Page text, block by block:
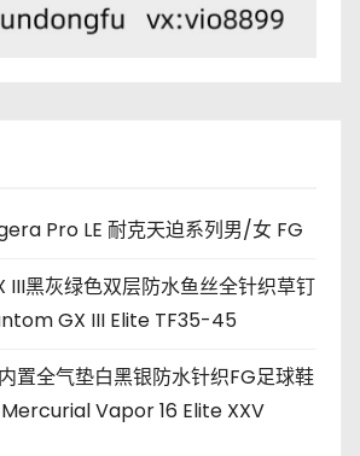
Pro LE 耐克天迫系列男/女 FG
III黑灰绿色双层防水鱼丝全针织草钉
GX III Elite TF35-45
置全气垫白黑银防水针织FG足球鞋
Vapor 16 Elite XXV